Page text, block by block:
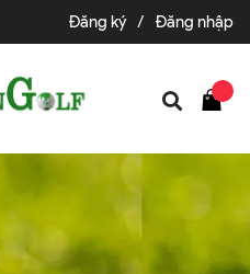
Đăng ký / Đăng nhập